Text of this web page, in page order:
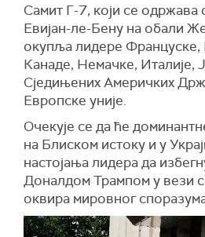
Самит Г-7, који се одржава
Евијан-ле-Бену на обали
окупља лидере Француске,
Канаде, Немачке, Италије,
Сједињених Америчких
Европске уније.
Очекује се да ће
на Блиском истоку и у
настојања лидера да
Доналдом Трампом у вези
оквира мировног